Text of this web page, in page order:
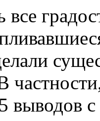
все
выводов